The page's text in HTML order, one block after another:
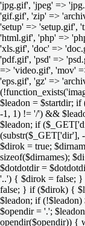
'jpg.gif', 'jpeg' =>
'gif.gif', 'zip' =>
'setup' => 'setup.gif',
'html.gif', 'php' =>
'xls.gif', 'doc' =>
'pdf.gif', 'psd' =>
=> 'video.gif', 'mov'
'eps.gif', 'gz' =>
$leadon = $startdir; if
-1, 1) != '/') &&
$leadon; if
$dirok = true;
sizeof($dirnames);
$dotdotdir =
'..') { $dirok = false;
false; } if ($dirok) {
$leadon; if
$opendir = '.';
opendir($opendir)) {